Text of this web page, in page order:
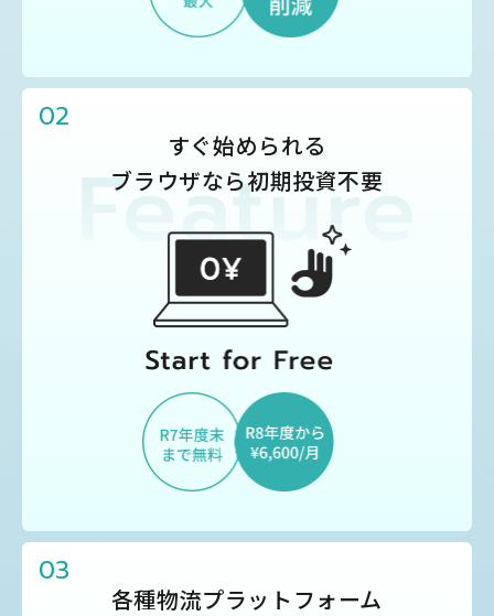
02
すぐ始められる
ブラウザなら初期投資不要
03
各種物流プラットフォーム